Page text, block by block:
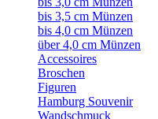
bis 3,5 cm Münzen
bis 4,0 cm Münzen
über 4,0 cm Münzen
Accessoires
Broschen
Figuren
Hamburg Souvenir
Wandschmuck